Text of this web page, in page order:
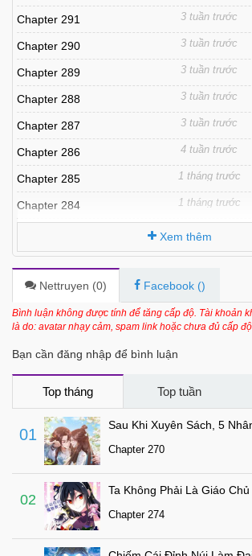
Chapter 291 3 tuần trước
Chapter 290 3 tuần trước
Chapter 289 3 tuần trước
Chapter 288 3 tuần trước
Chapter 287 3 tuần trước
Chapter 286 4 tuần trước
Chapter 285 1 tháng trước
Chapter 284 1 tháng trước
Chapter 282 1 tháng trước
Chapter 281 1 tháng trước
Chapter 280 2 tháng trước
2 tháng trước
Chapter 278
Chapter 277 2 tháng trước
Chapter 276
Chapter 275
Chapter 274
Chapter 273.5 2 tháng trước
Chapter 273
Chapter 272.5
Xem thêm
Nettruyen (0) Facebook ()
Bình luận không được tính để tăng cấp độ. Tài khoản
là do: avatar nhạy cảm, spam link hoặc chưa đủ cấp
Bạn cần đăng nhập để bình luận
Top tháng Top tuần
01
Chapter 270
02
Ta Không Phải Là Giáo Chủ
Chapter 274